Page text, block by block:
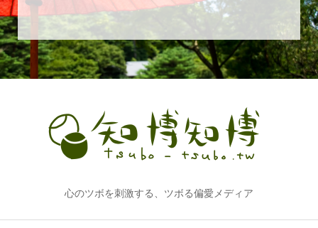
心のツボを刺激する、ツボる偏愛メディア